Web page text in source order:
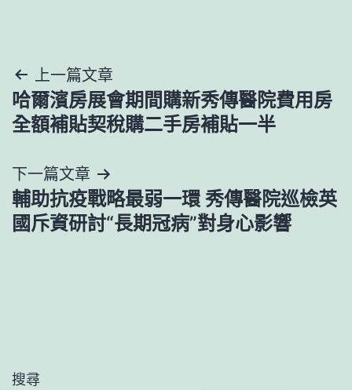
文
章
覽
上一篇文章
哈爾濱房展會期間購新秀傳醫院費用房
全額補貼契稅購二手房補貼一半
下一篇文章
輔助抗疫戰略最弱一環 秀傳醫院巡檢英
國斥資研討“長期冠病”對身心影響
搜尋